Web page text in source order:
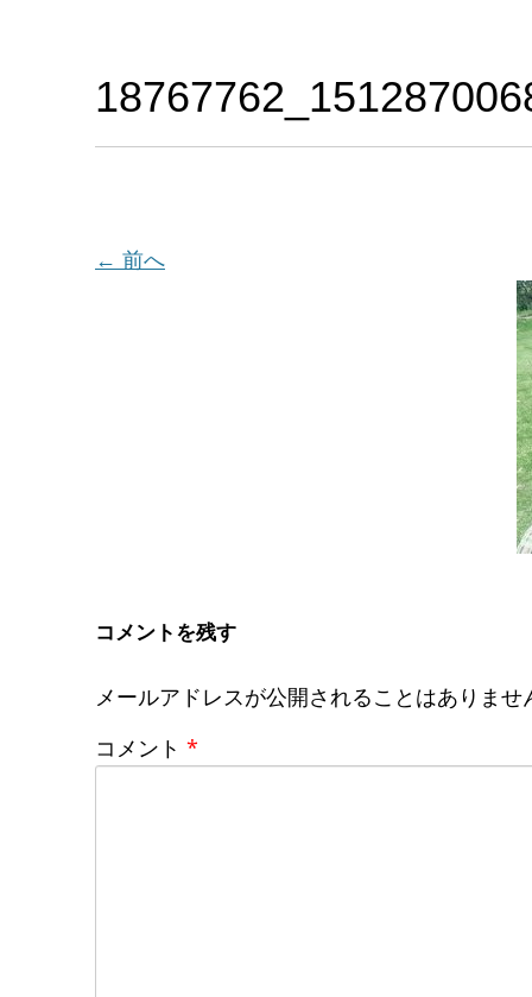
← 前へ
コメントを残す
メールアドレスが公開されることはありませ
コメント *